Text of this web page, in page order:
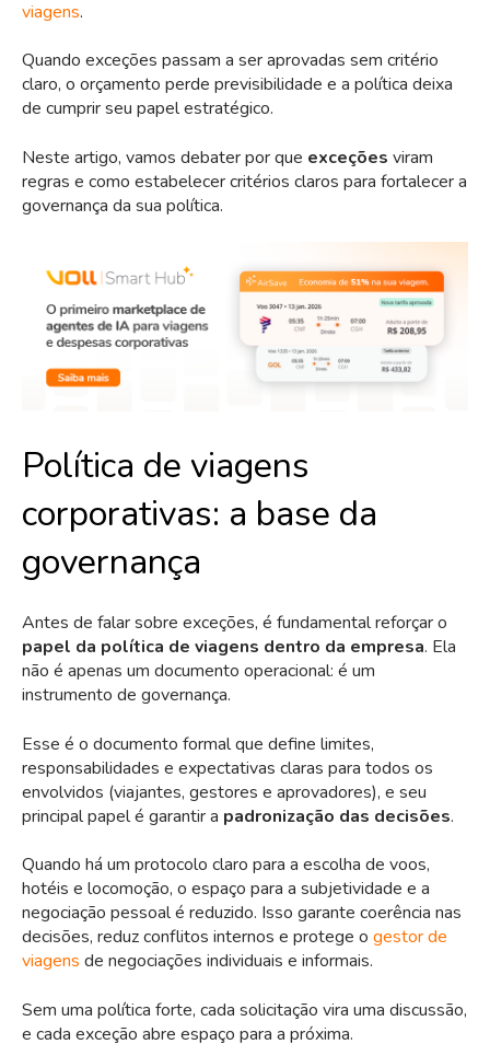
viagens.
Quando exceções passam a ser aprovadas sem critério
claro, o orçamento perde previsibilidade e a política deixa
de cumprir seu papel estratégico.
Neste artigo, vamos debater por que exceções viram
regras e como estabelecer critérios claros para fortalecer a
governança da sua política.
Política de viagens
corporativas: a base da
governança
Antes de falar sobre exceções, é fundamental reforçar o
papel da política de viagens dentro da empresa. Ela
não é apenas um documento operacional: é um
instrumento de governança.
Esse é o documento formal que define limites,
responsabilidades e expectativas claras para todos os
envolvidos (viajantes, gestores e aprovadores), e seu
principal papel é garantir a padronização das decisões.
Quando há um protocolo claro para a escolha de voos,
hotéis e locomoção, o espaço para a subjetividade e a
negociação pessoal é reduzido. Isso garante coerência nas
decisões, reduz conflitos internos e protege o gestor de
viagens de negociações individuais e informais.
Sem uma política forte, cada solicitação vira uma discussão,
e cada exceção abre espaço para a próxima.